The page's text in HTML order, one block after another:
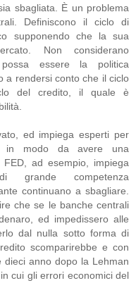
sbagliata. È un problema
Definiscono il ciclo di
supponendo che la sua
Non considerano
essere la politica
a rendersi conto che il ciclo
del credito, il quale è
ed impiega esperti per
in modo da avere una
ad esempio, impiega
grande competenza
continuano a sbagliare.
che se le banche centrali
ed impedissero alle
dal nulla sotto forma di
scomparirebbe e con
dieci anno dopo la Lehman
cui gli errori economici del